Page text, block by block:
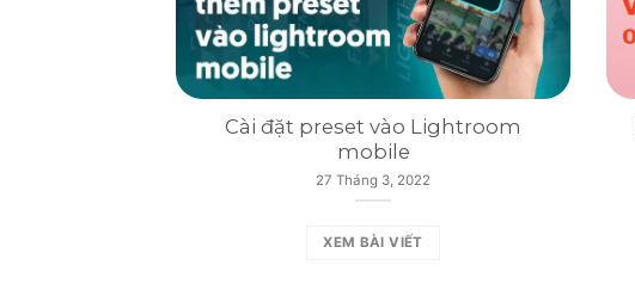
Cài đặt preset vào Lightroom
mobile
27 Tháng 3, 2022
XEM BÀI VIẾT